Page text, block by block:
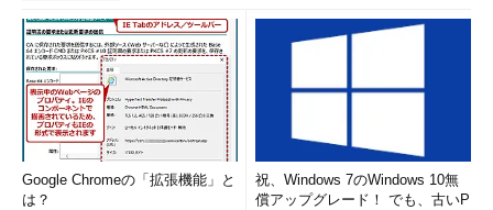
Google Chromeの「拡張機能」と
は？
祝、Windows 7のWindows 10無
償アップグレード！ でも、古いP